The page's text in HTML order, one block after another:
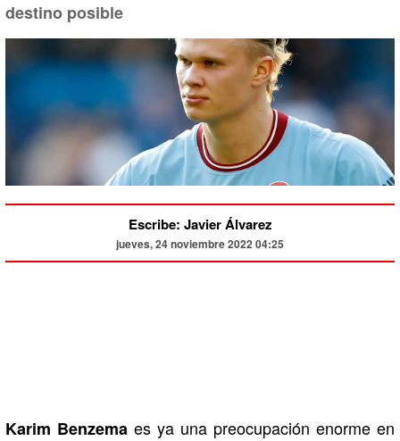
destino posible
Escribe: Javier Álvarez
jueves, 24 noviembre 2022 04:25
Karim Benzema es ya una preocupación enorme en